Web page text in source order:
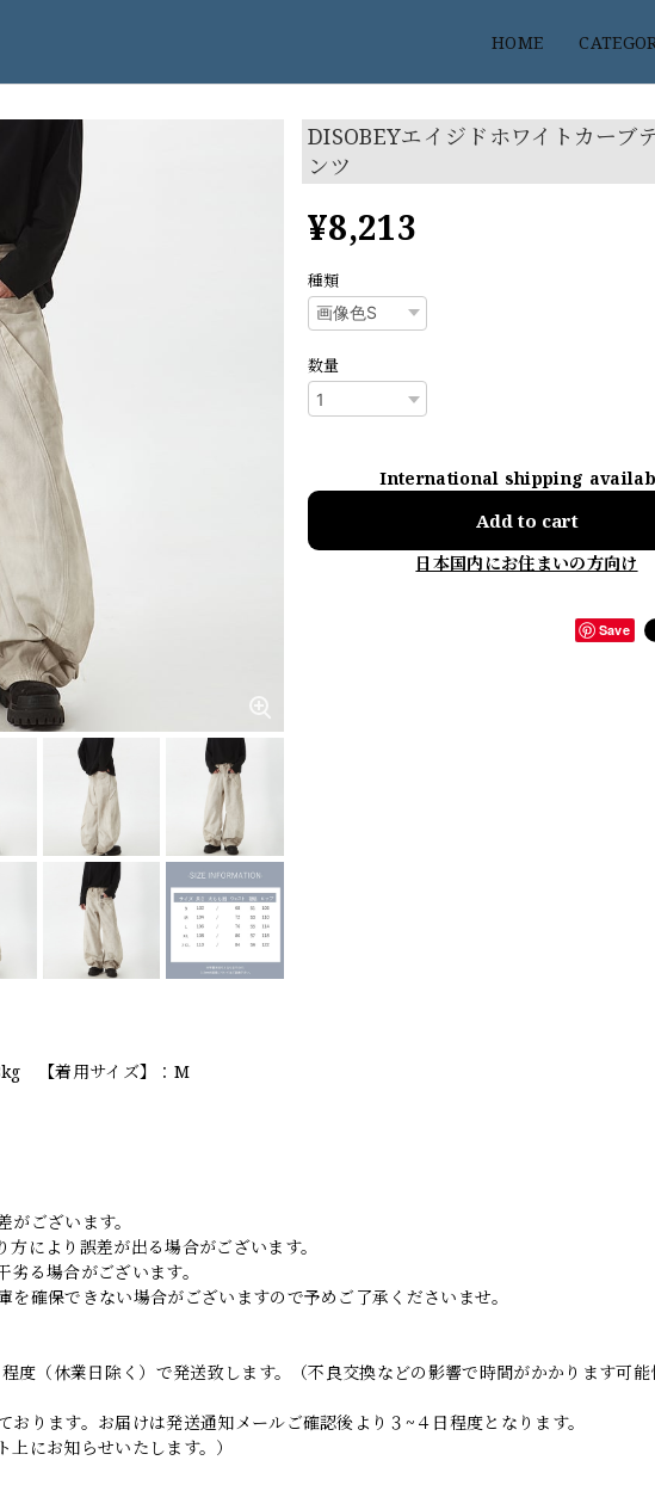
HOME
DISOBEYエイジドホワイトカーブ
ンツ
¥8,213
種類
数量
International shipping
Add to cart
日本国内にお住まいの方向け
Save
【着用サイズ】：M
ございます。
により誤差が出る場合がございます。
る場合がございます。
確保できない場合がございますので予めご了承くださいませ。
度（休業日除く）で発送致します。（不良交換などの影響で時間がかかります可
ります。お届けは発送通知メールご確認後より３~４日程度となります。
にお知らせいたします。）